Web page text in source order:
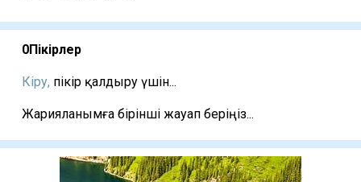
0Пікірлер
Кіру, пікір қалдыру үшін...
Жарияланымға бірінші жауап беріңіз...